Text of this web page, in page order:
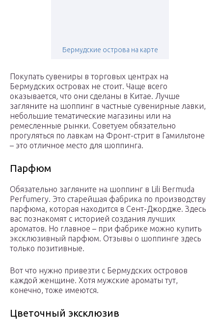
Бермудские острова на карте
Покупать сувениры в торговых центрах на
Бермудских островах не стоит. Чаще всего
оказывается, что они сделаны в Китае. Лучше
загляните на шоппинг в частные сувенирные лавки,
небольшие тематические магазины или на
ремесленные рынки. Советуем обязательно
прогуляться по лавкам на Фронт-стрит в Гамильтоне
– это отличное место для шоппинга.
Парфюм
Обязательно загляните на шоппинг в Lili Bermuda
Perfumery. Это старейшая фабрика по производству
парфюма, которая находится в Сент-Джордже. Здесь
вас познакомят с историей создания лучших
ароматов. Но главное – при фабрике можно купить
эксклюзивный парфюм. Отзывы о шоппинге здесь
только позитивные.
Вот что нужно привезти с Бермудских островов
каждой женщине. Хотя мужские ароматы тут,
конечно, тоже имеются.
Цветочный эксклюзив